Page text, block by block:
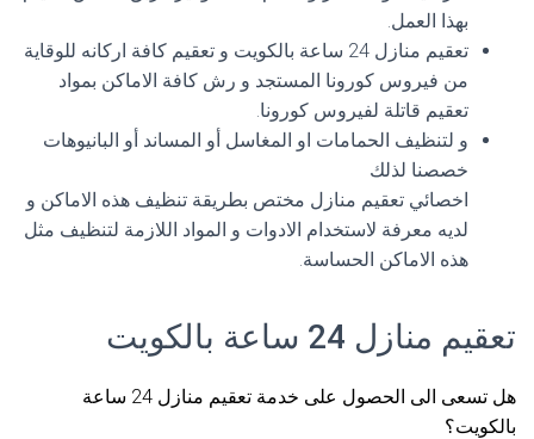
بهذا العمل.
تعقيم منازل 24 ساعة بالكويت و تعقيم كافة اركانه للوقاية
من فيروس كورونا المستجد و رش كافة الاماكن بمواد
تعقيم قاتلة لفيروس كورونا.
و لتنظيف الحمامات او المغاسل أو المساند أو البانيوهات
خصصنا لذلك
اخصائي تعقيم منازل مختص بطريقة تنظيف هذه الاماكن و
لديه معرفة لاستخدام الادوات و المواد اللازمة لتنظيف مثل
هذه الاماكن الحساسة.
تعقيم منازل 24 ساعة بالكويت
هل تسعى الى الحصول على خدمة تعقيم منازل 24 ساعة
بالكويت؟